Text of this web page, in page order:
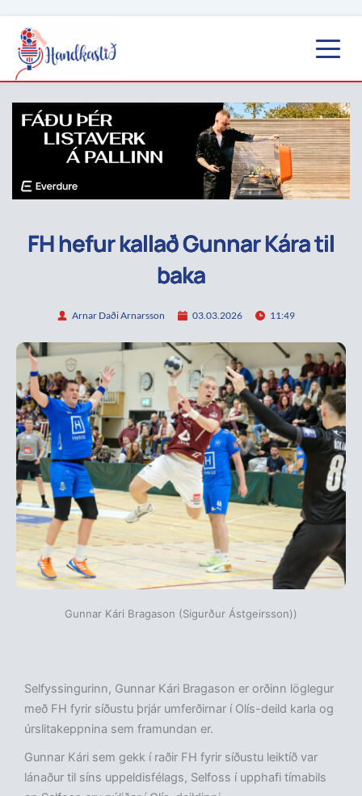
FH hefur kallað Gunnar Kára til
baka
Arnar Daði Arnarsson 03.03.2026 11:49
Gunnar Kári Bragason (Sigurður Ástgeirsson))
Selfyssingurinn, Gunnar Kári Bragason er orðinn löglegur
með FH fyrir síðustu þrjár umferðirnar í Olís-deild karla og
úrslitakeppnina sem framundan er.
Gunnar Kári sem gekk í raðir FH fyrir síðustu leiktíð var
lánaður til síns uppeldisfélags, Selfoss í upphafi tímabils